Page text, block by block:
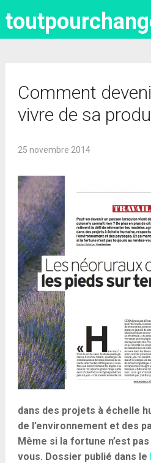
Comment
vivre de sa
25 novembre 2014
dans des projets à échelle
de l’environnement et des
Même si la fortune n’est
vous. Dossier publié dans le